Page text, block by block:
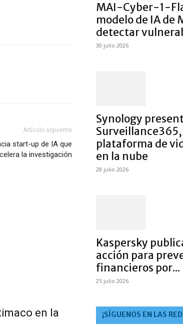
Artículo siguiente
start-up de IA que
la investigación
en la
MAI-Cyber-1-
modelo de IA de
detectar
30 julio 2026
Synology
Surveillance365,
plataforma de
en la nube
28 julio 2026
Kaspersky
acción para
financieros por...
25 julio 2026
¡SÍGUENOS EN LAS